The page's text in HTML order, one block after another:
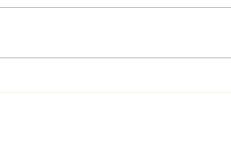
年末年始営業お知らせ